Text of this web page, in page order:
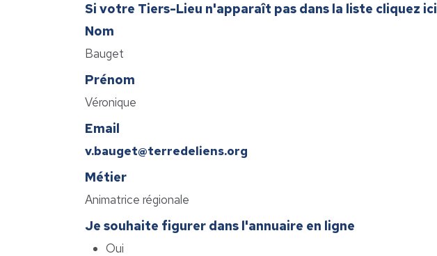
Si votre Tiers-Lieu n'apparaît pas dans la liste cliquez ici
Nom
Bauget
Prénom
Véronique
Email
v.bauget@terredeliens.org
Métier
Animatrice régionale
Je souhaite figurer dans l'annuaire en ligne
Oui